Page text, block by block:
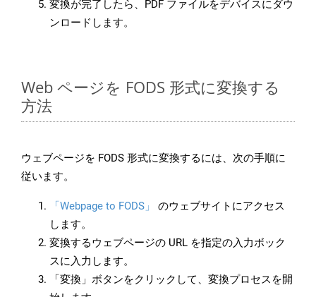
変換が完了したら、PDF ファイルをデバイスにダウ
ンロードします。
Web ページを FODS 形式に変換する
方法
ウェブページを FODS 形式に変換するには、次の手順に
従います。
「Webpage to FODS」
のウェブサイトにアクセス
します。
変換するウェブページの URL を指定の入力ボック
スに入力します。
「変換」ボタンをクリックして、変換プロセスを開